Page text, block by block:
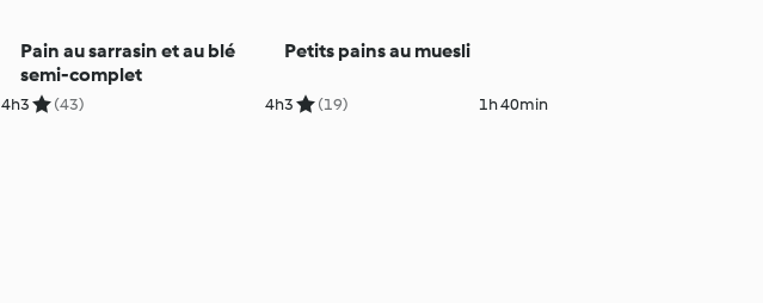
4h
Pain au sarrasin et au blé
semi-complet
3 (43) 4h
Petits pains au muesli
3 (19) 1h 40min